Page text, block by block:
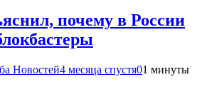
почему в России
Новостей4 месяца спустя01 минуты